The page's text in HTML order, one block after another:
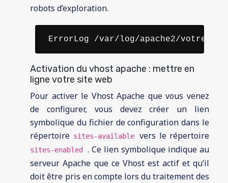
robots d’exploration.
ErrorLog /var/log/apache2/
Activation du vhost apache : mettre en
ligne votre site web
Pour activer le Vhost Apache que vous venez
de configurer, vous devez créer un lien
symbolique du fichier de configuration dans le
répertoire sites-availablevers le répertoire
sites-enabled. Ce lien symbolique indique au
serveur Apache que ce Vhost est actif et qu’il
doit être pris en compte lors du traitement des